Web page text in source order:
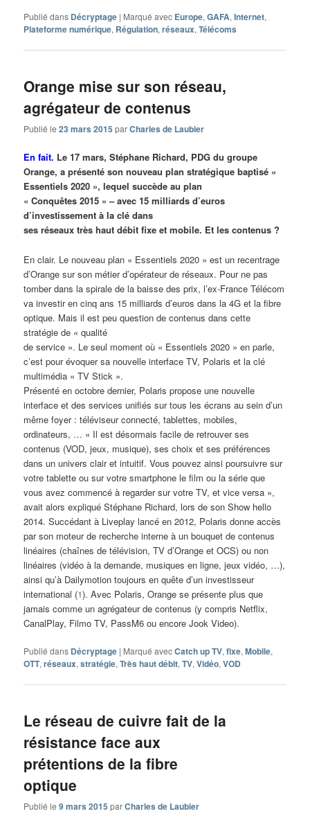
Publié dans Décryptage | Marqué avec Europe,GAFA,Internet,
Plateforme numérique, Régulation,réseaux,Télécoms
Orange mise sur son réseau,
agrégateur de contenus
Publié le23 mars 2015 parCharles de Laubier
En fait. Le 17 mars, Stéphane Richard, PDG du groupe
Orange, a présenté son nouveau plan stratégique baptisé «
Essentiels 2020 », lequel succède au plan
« Conquêtes 2015 » – avec 15 milliards d’euros
d’investissement à la clé dans
ses réseaux très haut débit fixe et mobile. Et les contenus ?
En clair. Le nouveau plan « Essentiels 2020 » est un recentrage
d’Orange sur son métier d’opérateur de réseaux. Pour ne pas
tomber dans la spirale de la baisse des prix, l’ex-France Télécom
va investir en cinq ans 15 milliards d’euros dans la 4G et la fibre
optique. Mais il est peu question de contenus dans cette
stratégie de « qualité
de service ». Le seul moment où « Essentiels 2020 » en parle,
c’est pour évoquer sa nouvelle interface TV, Polaris et la clé
multimédia « TV Stick ».
Présenté en octobre dernier, Polaris propose une nouvelle
interface et des services unifiés sur tous les écrans au sein d’un
même foyer : téléviseur connecté, tablettes, mobiles,
ordinateurs, … « Il est désormais facile de retrouver ses
contenus (VOD, jeux, musique), ses choix et ses préférences
dans un univers clair et intuitif. Vous pouvez ainsi poursuivre sur
votre tablette ou sur votre smartphone le film ou la série que
vous avez commencé à regarder sur votre TV, et vice versa »,
avait alors expliqué Stéphane Richard, lors de son Show hello
2014. Succédant à Liveplay lancé en 2012, Polaris donne accès
par son moteur de recherche interne à un bouquet de contenus
linéaires (chaînes de télévision, TV d’Orange et OCS) ou non
linéaires (vidéo à la demande, musiques en ligne, jeux vidéo, …),
ainsi qu’à Dailymotion toujours en quête d’un investisseur
international (1). Avec Polaris, Orange se présente plus que
jamais comme un agrégateur de contenus (y compris Netflix,
CanalPlay, Filmo TV, PassM6 ou encore Jook Video).
Publié dans Décryptage | Marqué avecCatch up TV,fixe,Mobile,
OTT,réseaux,stratégie,Très haut débit,TV,Vidéo,VOD
Le réseau de cuivre fait de la
résistance face aux
prétentions de la fibre
optique
Publié le9 mars 2015 parCharles de Laubier